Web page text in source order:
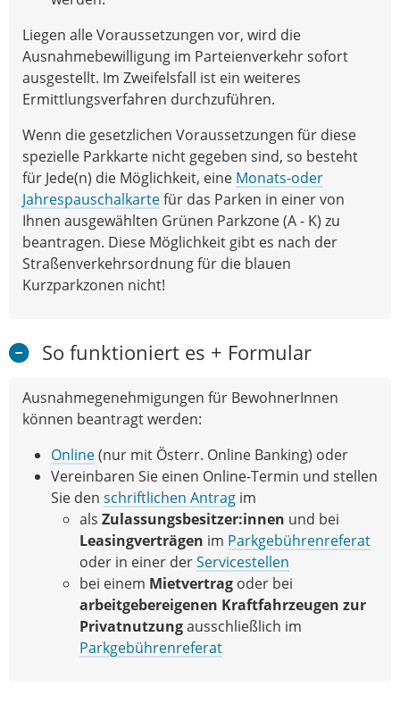
Liegen alle Voraussetzungen vor, wird die
Ausnahmebewilligung im Parteienverkehr sofort
ausgestellt. Im Zweifelsfall ist ein weiteres
Ermittlungsverfahren durchzuführen.
Wenn die gesetzlichen Voraussetzungen für diese
spezielle Parkkarte nicht gegeben sind, so besteht
für Jede(n) die Möglichkeit, eine Monats-oder
Jahrespauschalkartefür das Parken in einer von
Ihnen ausgewählten Grünen Parkzone (A - K) zu
beantragen. Diese Möglichkeit gibt es nach der
Straßenverkehrsordnung für die blauen
Kurzparkzonen nicht!
So funktioniert es + Formular
Ausnahmegenehmigungen für BewohnerInnen
können beantragt werden:
Online(nur mit Österr. Online Banking) oder
Vereinbaren Sie einen Online-Termin und stellen
Sie den schriftlichen Antrag im
als Zulassungsbesitzer:innen und bei
Leasingverträgen im Parkgebührenreferat
oder in einer derServicestellen
bei einem Mietvertrag oder bei
arbeitgebereigenen Kraftfahrzeugen zur
Privatnutzungausschließlich im
Parkgebührenreferat